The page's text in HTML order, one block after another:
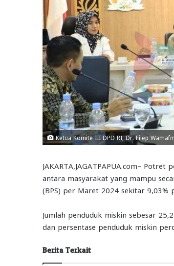
Ketua Komite III DPD RI, Dr. Filep
JAKARTA,JAGATPAPUA.com–
antara masyarakat yang mampu
(BPS) per Maret 2024 sekitar 9,03%
Jumlah penduduk miskin sebesar
dan persentase penduduk miskin
Berita Terkait